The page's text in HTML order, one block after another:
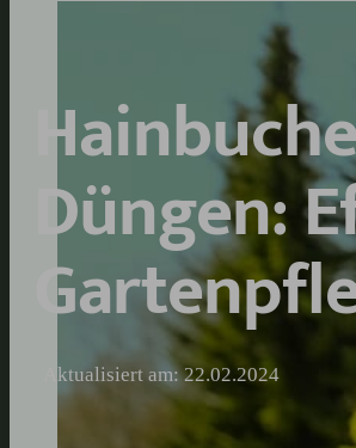
Düngen:
Aktualisiert am: 22.02.2024